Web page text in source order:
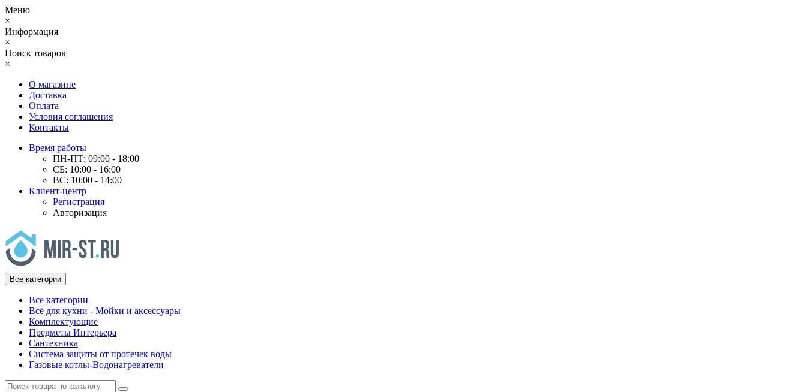
Меню
×
Информация
×
Поиск товаров
×
О магазине
Доставка
Оплата
Условия соглашения
Контакты
Время работы
ПН-ПТ: 09:00 - 18:00
СБ: 10:00 - 16:00
ВС: 10:00 - 14:00
Клиент-центр
Регистрация
Авторизация
Все категории
Все категории
Всё для кухни - Мойки и аксессуары
Комплектующие
Предметы Интерьера
Сантехника
Система защиты от протечек воды
Газовые котлы-Водонагреватели